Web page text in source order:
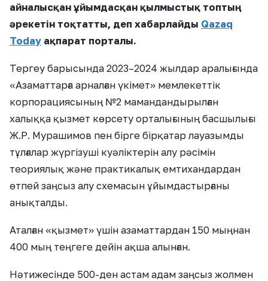
айналысқан ұйымдасқан қылмыстық топтың
әрекетін тоқтатты, деп хабарлайды Qazaq
Today ақпарат порталы.
Тергеу барысында 2023–2024 жылдар аралығында
«Азаматтарға арналған үкімет» мемлекеттік
корпорациясының №2 мамандандырылған
халыққа қызмет көрсету орталығының басшылығы
Ж.Р. Мурашимов пен бірге бірқатар лауазымды
тұлғалар жүргізуші куәліктерін алу рәсімін
теориялық және практикалық емтихандардан
өтпей заңсыз алу схемасын ұйымдастырғаны
анықталды.
Аталған «қызмет» үшін азаматтардан 150 мыңнан
400 мың теңгеге дейін ақша алынған.
Нәтижесінде 500-ден астам адам заңсыз жолмен